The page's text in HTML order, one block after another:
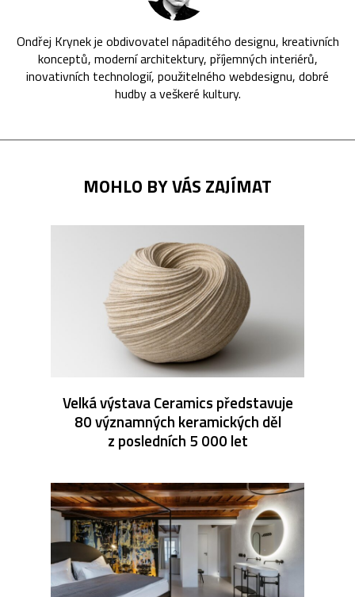
Ondřej Krynek je obdivovatel nápaditého designu, kreativních
konceptů, moderní architektury, příjemných interiérů,
inovativních technologií, použitelného webdesignu, dobré
hudby a veškeré kultury.
MOHLO BY VÁS ZAJÍMAT
Velká výstava Ceramics představuje
80 významných keramických děl
z posledních 5 000 let